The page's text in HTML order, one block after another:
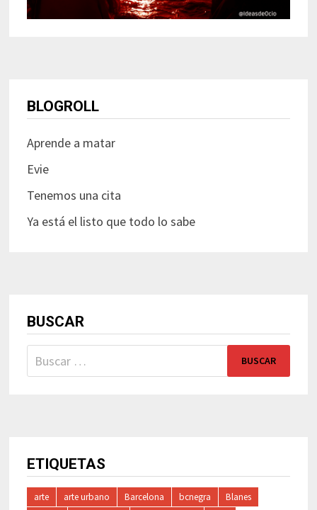
BLOGROLL
Aprende a matar
Evie
Tenemos una cita
Ya está el listo que todo lo sabe
BUSCAR
Buscar:
ETIQUETAS
arte arte urbano Barcelona bcnegra Blanes